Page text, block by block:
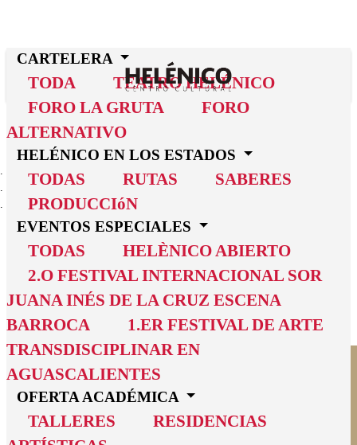
CARTELERA
TODA
TEATRO HELÉNICO
FORO LA GRUTA
FORO
ALTERNATIVO
HELÉNICO EN LOS ESTADOS
TODAS RUTAS
SABERES
PRODUCCIóN
EVENTOS ESPECIALES
TODAS
HELÈNICO ABIERTO
2.O FESTIVAL INTERNACIONAL SOR
JUANA INÉS DE LA CRUZ ESCENA
BARROCA
1.ER FESTIVAL DE ARTE
TRANSDISCIPLINAR EN
AGUASCALIENTES
OFERTA ACADÉMICA
TALLERES
RESIDENCIAS
INICIO
CARTELERA
LA RETA MUNDIALISTA
La Reta
Mundialista
Cascarita de improvisación